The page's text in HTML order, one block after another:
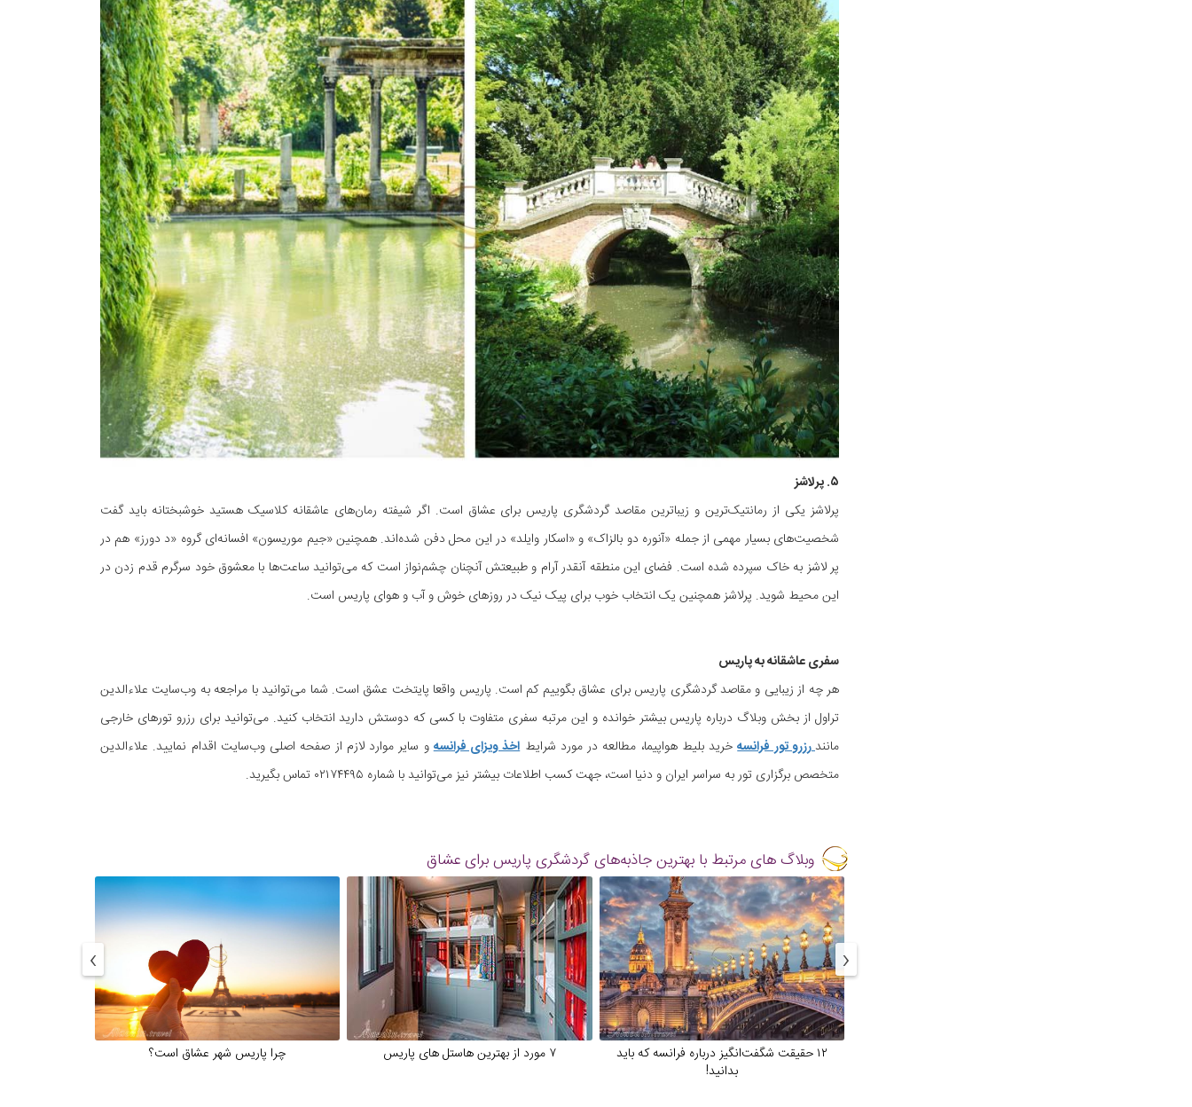
۵. پرلاشز
پرلاشز یکی از رمانتیک‌ترین و زیباترین مقاصد گردشگری پاریس برای عشاق است. اگر شیفته رمان‌های عاشقانه کلاسیک هستید خوشبختانه باید گفت
شخصیت‌های بسیار مهمی از جمله «آنوره دو بالزاک» و «اسکار وایلد» در این محل دفن شده‌اند. همچنین «جیم موریسون» افسانه‌ای گروه «د دورز» هم در
پر لاشز به خاک سپرده شده است. فضای این منطقه آنقدر آرام و طبیعتش آنچنان چشم‌نواز است که می‌توانید ساعت‌ها با معشوق خود سرگرم قدم زدن در
این محیط شوید. پرلاشز همچنین یک انتخاب خوب برای پیک نیک در روزهای خوش و آب و هوای پاریس است.
سفری عاشقانه به پاریس
هر چه از زیبایی و مقاصد گردشگری پاریس برای عشاق بگوییم کم است. پاریس واقعا پایتخت عشق است. شما می‌توانید با مراجعه به وب‌سایت علاءالدین
تراول از بخش وبلاگ درباره پاریس بیشتر خوانده و این مرتبه سفری متفاوت با کسی که دوستش دارید انتخاب کنید. می‌توانید برای رزرو تورهای خارجی
مانندرزرو تور فرانسهخرید بلیط هواپیما، مطالعه در مورد شرایطاخذ ویزای فرانسهو سایر موارد لازم از صفحه اصلی وب‌سایت اقدام نمایید. علاءالدین
متخصص برگزاری تور به سراسر ایران و دنیا است، جهت کسب اطلاعات بیشتر نیز می‌توانید با شماره ۰۲۱۷۴۴۹۵ تماس بگیرید.
وبلاگ های مرتبط با بهترین جاذبه‌های گردشگری پاریس برای عشاق
۱۲ حقیقت شگفت‌انگیز درباره فرانسه که باید
بدانید!
۷ مورد از بهترین هاستل های پاریس چرا پاریس شهر عشاق است؟
‹
›